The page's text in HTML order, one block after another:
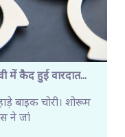
में कैद हुई वारदात...
बाइक चोरी। शोरूम
ने जां